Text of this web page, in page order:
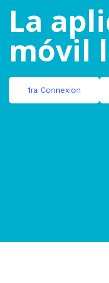
La
móvil
1ra Connexion